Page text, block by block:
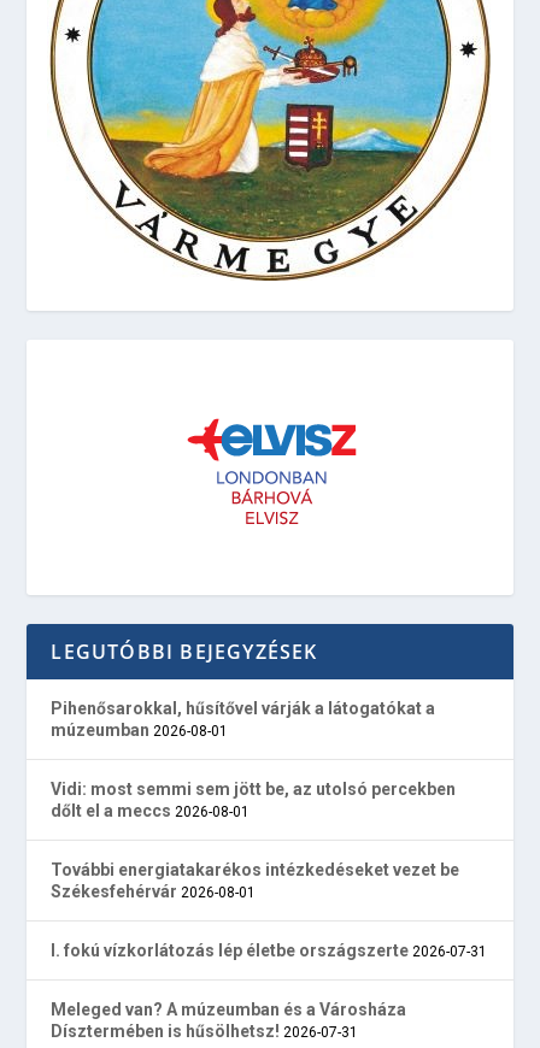
LEGUTÓBBI BEJEGYZÉSEK
Pihenősarokkal, hűsítővel várják a látogatókat a
múzeumban 2026-08-01
Vidi: most semmi sem jött be, az utolsó percekben
dőlt el a meccs 2026-08-01
További energiatakarékos intézkedéseket vezet be
Székesfehérvár 2026-08-01
I. fokú vízkorlátozás lép életbe országszerte 2026-07-31
Meleged van? A múzeumban és a Városháza
Dísztermében is hűsölhetsz! 2026-07-31